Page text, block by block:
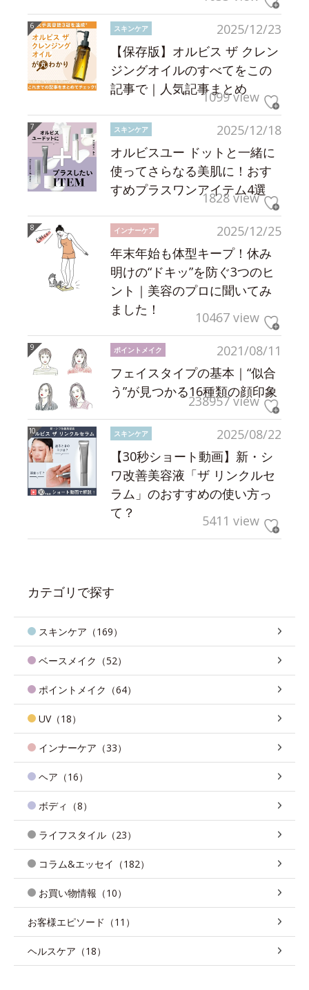
2025/12/23
スキンケア
【保存版】オルビス ザ クレン
ジングオイルのすべてをこの
記事で｜人気記事まとめ
1099 view
2025/12/18
スキンケア
オルビスユー ドットと一緒に
使ってさらなる美肌に！おす
すめプラスワンアイテム4選
1828 view
2025/12/25
インナーケア
年末年始も体型キープ！休み
明けの“ドキッ”を防ぐ3つのヒ
ント｜美容のプロに聞いてみ
ました！
10467 view
2021/08/11
ポイントメイク
フェイスタイプの基本｜“似合
う”が見つかる16種類の顔印象
238957 view
2025/08/22
スキンケア
【30秒ショート動画】新・シ
ワ改善美容液「ザ リンクルセ
ラム」のおすすめの使い方っ
て？
5411 view
カテゴリで探す
スキンケア（169）
ベースメイク（52）
ポイントメイク（64）
UV（18）
インナーケア（33）
ヘア（16）
ボディ（8）
ライフスタイル（23）
コラム&エッセイ（182）
お買い物情報（10）
お客様エピソード（11）
ヘルスケア（18）